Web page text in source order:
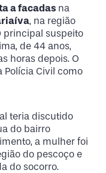
a facadas na
, na região
principal suspeito
de 44 anos,
horas depois. O
Polícia Civil como
teria discutido
do bairro
a mulher foi
do pescoço e
do socorro.